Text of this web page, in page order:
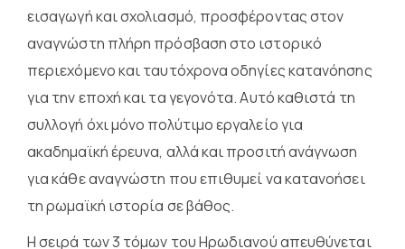
εισαγωγή και σχολιασμό, προσφέροντας στον
αναγνώστη πλήρη πρόσβαση στο ιστορικό
περιεχόμενο και ταυτόχρονα οδηγίες κατανόησης
για την εποχή και τα γεγονότα. Αυτό καθιστά τη
συλλογή όχι μόνο πολύτιμο εργαλείο για
ακαδημαϊκή έρευνα, αλλά και προσιτή ανάγνωση
για κάθε αναγνώστη που επιθυμεί να κατανοήσει
τη ρωμαϊκή ιστορία σε βάθος.
Η σειρά των 3 τόμων του Ηρωδιανού απευθύνεται